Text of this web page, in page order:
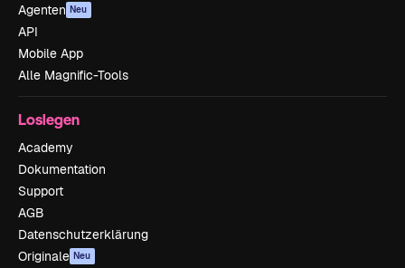
Agenten Neu
API
Mobile App
Alle Magnific-Tools
Loslegen
Academy
Dokumentation
Support
AGB
Datenschutzerklärung
Originale Neu